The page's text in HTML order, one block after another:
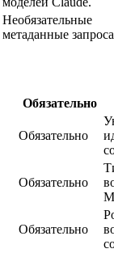
Необязательные
метаданные
Обязательно
Обязательно
Обязательно
Обязательно